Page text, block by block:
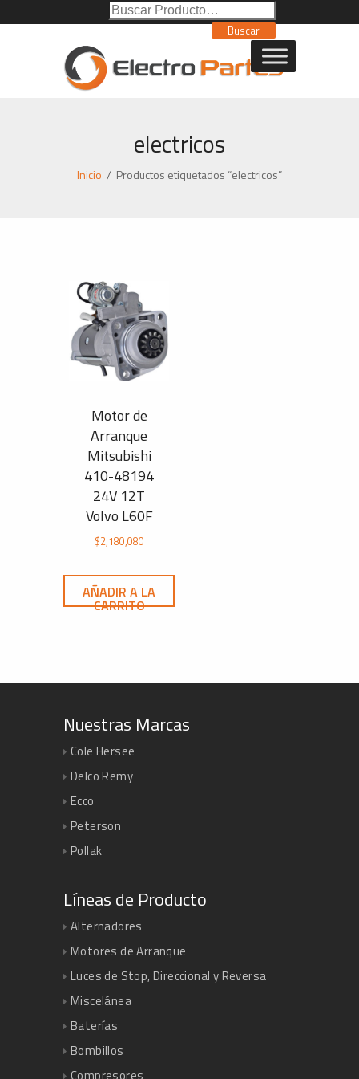
Buscar
Poducto:
Buscar
electricos
Inicio / Productos etiquetados “electricos”
Motor de
Arranque
Mitsubishi
410-48194
24V 12T
Volvo L60F
$2,180,080
AÑADIR A LA
CARRITO
Nuestras Marcas
Cole Hersee
Delco Remy
Ecco
Peterson
Pollak
Líneas de Producto
Alternadores
Motores de Arranque
Luces de Stop, Direccional y Reversa
Miscelánea
Baterías
Bombillos